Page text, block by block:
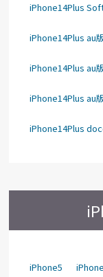
iPhone14Plus
iPhone14Plus au
iPhone14Plus au
iPhone14Plus au
iPhone14Plus
iPhone5